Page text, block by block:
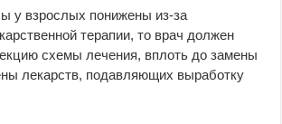
у взрослых понижены из-за
терапии, то врач должен
схемы лечения, вплоть до замены
лекарств, подавляющих выработку